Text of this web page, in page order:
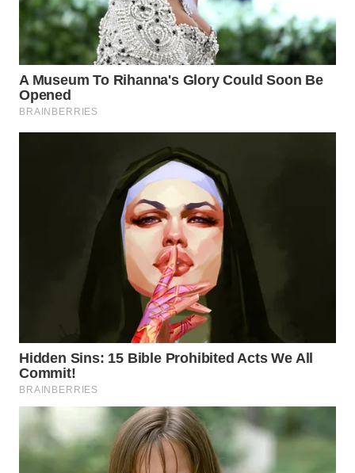
KALSEL
WN
KALTIM
WN
WN
MALUT
DAIRI
WN